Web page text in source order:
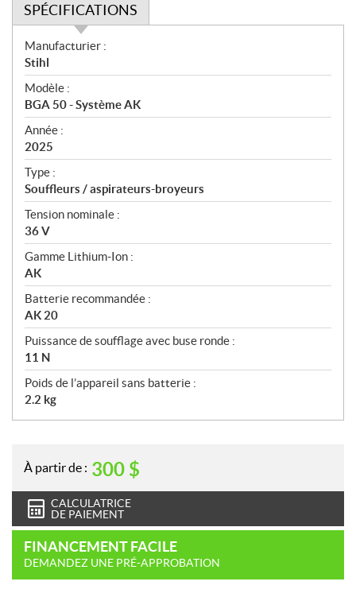
SPÉCIFICATIONS
S
p
é
c
i
f
i
c
a
t
i
o
n
s
Manufacturier :
Stihl
Modèle :
BGA 50 - Système AK
Année :
2025
Type :
Souffleurs / aspirateurs-broyeurs
Tension nominale :
36 V
Gamme Lithium-Ion :
AK
Batterie recommandée :
AK 20
Puissance de soufflage avec buse ronde :
11 N
Poids de l’appareil sans batterie :
2.2 kg
À partir de : 300 $
CALCULATRICE
DE PAIEMENT
FINANCEMENT FACILE
DEMANDEZ UNE PRÉ-APPROBATION